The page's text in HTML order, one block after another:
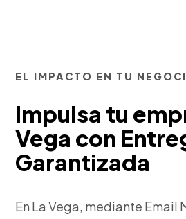
EL IMPACTO EN TU
Impulsa tu
Vega con
Garantizada
En La Vega, mediante Email